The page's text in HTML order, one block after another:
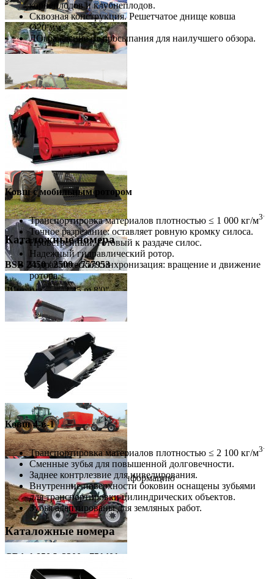
корнеплодов и клубнеплодов.
Сквозная конструкция. Решетчатое днище ковша
Ø20 мм.
ЛОграждение от просыпания для наилучшего обзора.
Каталожные номера
BSB 2450 / 2500 - 757953
Ширина 2.45 m 8'0"
Вместимость
2500 l 660 gal
Совместимые машины
Телескопические погрузчики
MLT-X 732
MLT-X 735 120 PS
MLT-X 735 TLSU
MLT-X 735 120 LSU
MLT-X 741 120
MLT-X 840 137 PS
Скрыть информацию
Показать дополнительную информацию
Ковш с мобильным ротором
Транспортировка материалов плотностью ≤ 1 000 кг/м3
Точное разрезание: оставляет ровную кромку силоса.
Проветренный, готовый к раздаче силос.
Надежный гидравлический ротор.
Гидравлическая синхронизация: вращение и движение
ротора.
Ковш 4-в-1
Транспортировка материалов плотностью ≤ 2 100 кг/м3
Сменные зубья для повышенной долговечности.
Заднее контрлезвие для нивелирования.
Внутренние поверхности боковин оснащены зубьями
для транспортировки цилиндрических объектов.
Зубья адаптированы для земляных работ.
Каталожные номера
CB4x1 850 L 2300 - 751401